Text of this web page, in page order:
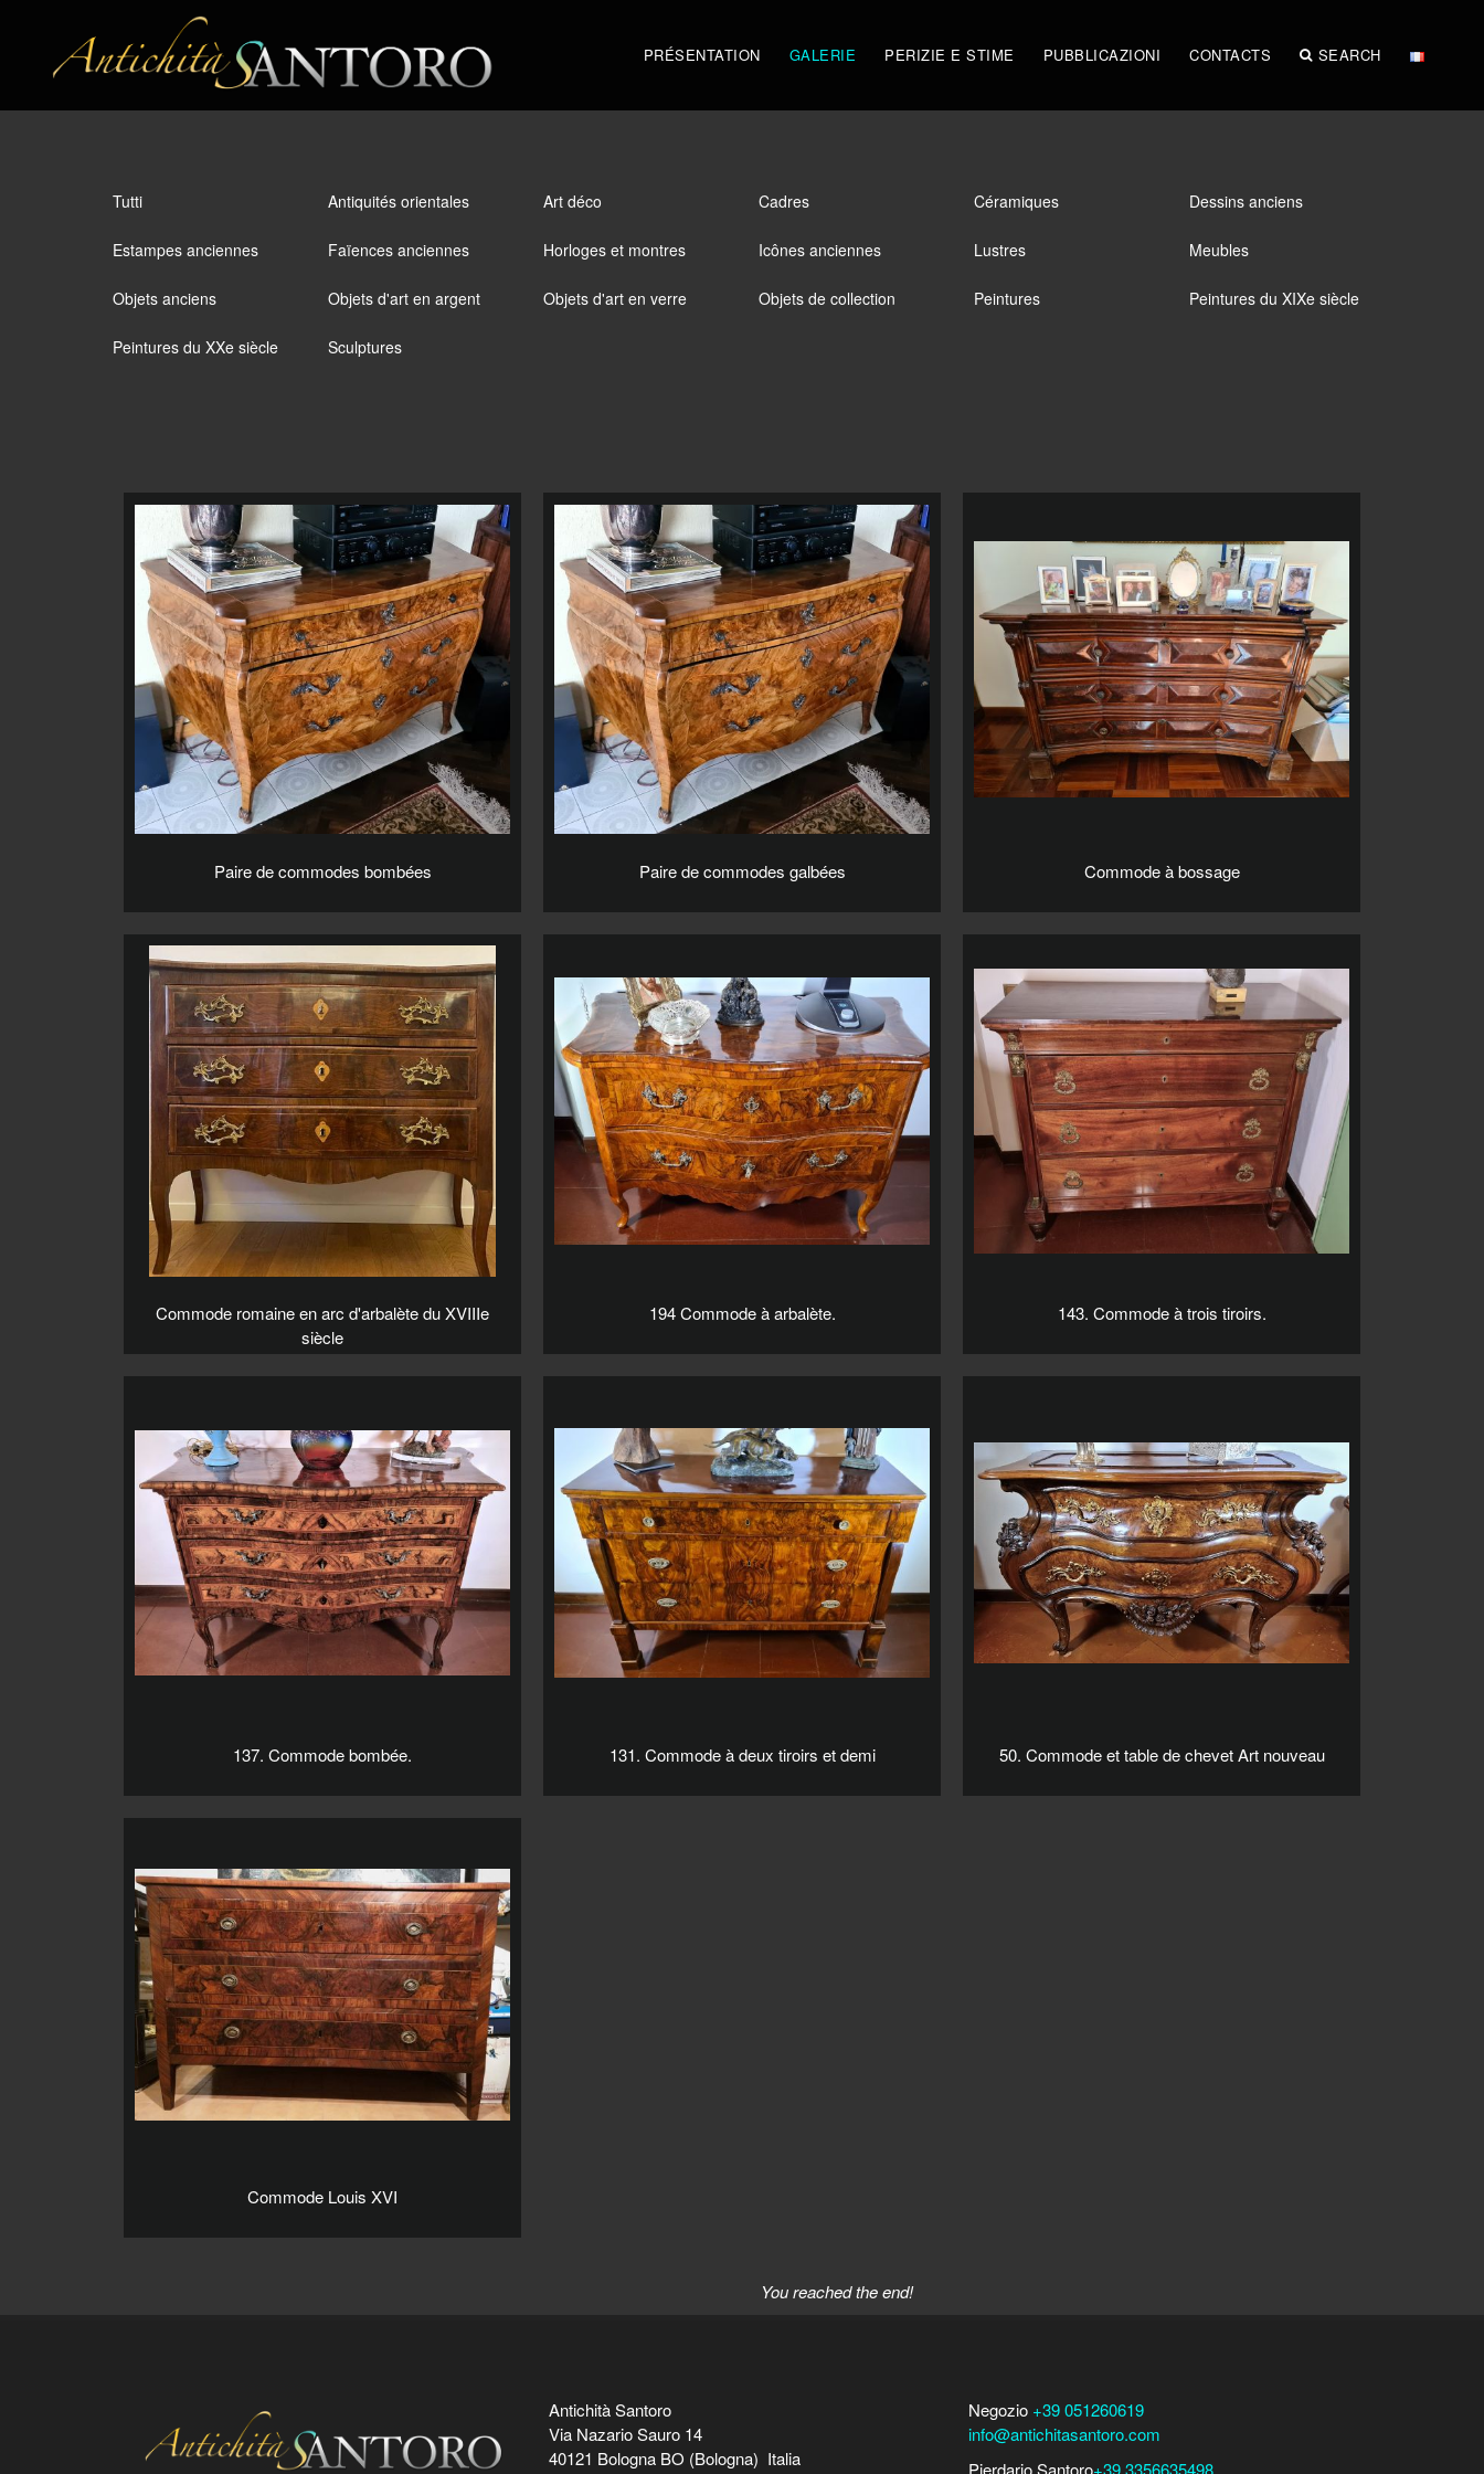
PRÉSENTATION GALERIE PERIZIE E STIME PUBBLICAZIONI CONTACTS SEARCH
Tutti Antiquités orientales Art déco Cadres Céramiques Dessins anciens
Estampes anciennes Faïences anciennes Horloges et montres Icônes anciennes Lustres Meubles
Objets anciens Objets d'art en argent Objets d'art en verre Objets de collection Peintures Peintures du XIXe siècle
Peintures du XXe siècle Sculptures
Paire de commodes bombées Paire de commodes galbées Commode à bossage
Commode romaine en arc d'arbalète du XVIIIe
siècle
194 Commode à arbalète. 143. Commode à trois tiroirs.
137. Commode bombée. 131. Commode à deux tiroirs et demi 50. Commode et table de chevet Art nouveau
Commode Louis XVI
You reached the end!
Antichità Santoro
Via Nazario Sauro 14
40121 Bologna BO (Bologna) Italia
Negozio +39 051260619
info@antichitasantoro.com
Pierdario Santoro+39 3356635498